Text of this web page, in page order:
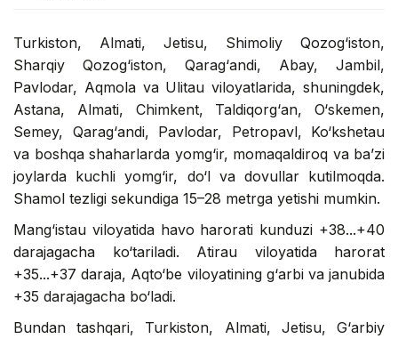
Turkiston, Almati, Jetisu, Shimoliy Qozog‘iston,
Sharqiy Qozog‘iston, Qarag‘andi, Abay, Jambil,
Pavlodar, Aqmola va Ulitau viloyatlarida, shuningdek,
Astana, Almati, Chimkent, Taldiqorg‘an, O‘skemen,
Semey, Qarag‘andi, Pavlodar, Petropavl, Ko‘kshetau
va boshqa shaharlarda yomg‘ir, momaqaldiroq va ba’zi
joylarda kuchli yomg‘ir, do‘l va dovullar kutilmoqda.
Shamol tezligi sekundiga 15–28 metrga yetishi mumkin.
Mang‘istau viloyatida havo harorati kunduzi +38...+40
darajagacha ko‘tariladi. Atirau viloyatida harorat
+35...+37 daraja, Aqto‘be viloyatining g‘arbi va janubida
+35 darajagacha bo‘ladi.
Bundan tashqari, Turkiston, Almati, Jetisu, G‘arbiy